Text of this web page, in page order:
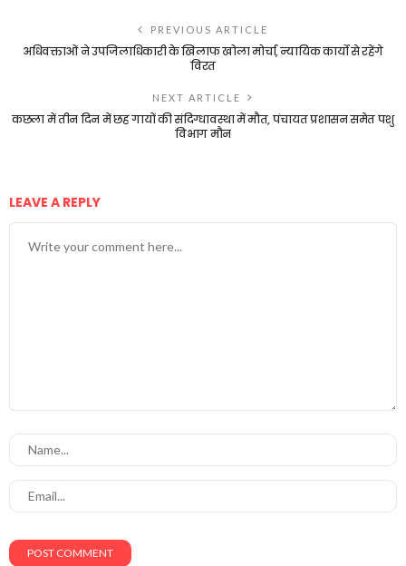
PREVIOUS ARTICLE
अधिवक्ताओं ने उपजिलाधिकारी के खिलाफ खोला मोर्चा, न्यायिक कार्यो से रहेंगे
विरत
NEXT ARTICLE
कछला में तीन दिन में छह गायों की संदिग्धावस्था में मौत, पंचायत प्रशासन समेत पशु
विभाग मौन
LEAVE A REPLY